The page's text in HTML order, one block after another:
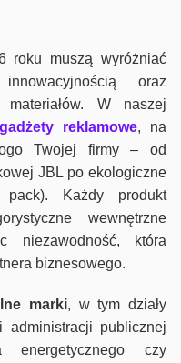
roku muszą wyróżniać
oraz
materiałów. W naszej
reklamowe, na
Twojej firmy – od
JBL po ekologiczne
pack). Każdy produkt
wewnętrzne
niezawodność, która
biznesowego.
marki, w tym działy
administracji publicznej
czy